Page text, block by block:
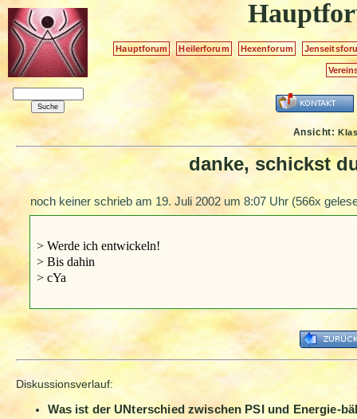
Hauptforum Heilerforum Hexenforum
Ansicht:
danke, schickst
noch keiner schrieb am 19. Juli 2002 um 8:07 Uhr (566x
> Werde ich entwickeln!
> Bis dahin
> cYa
Diskussionsverlauf:
Was ist der UNterschied zwischen PSI und Energie-